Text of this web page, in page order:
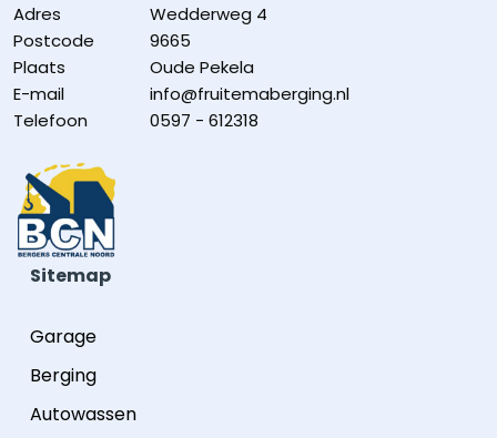
Adres
Wedderweg 4
Postcode
9665
Plaats
Oude Pekela
E-mail
info@fruitemaberging.nl
Telefoon
0597 - 612318
Sitemap
Garage
Berging
Autowassen